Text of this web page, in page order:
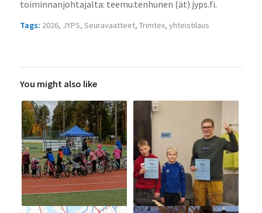
toiminnanjohtajalta: teemu.tenhunen (ät) jyps.fi.
Tags: 2026, JYPS, Seuravaatteet, Trimtex, yhteistilaus
You might also like